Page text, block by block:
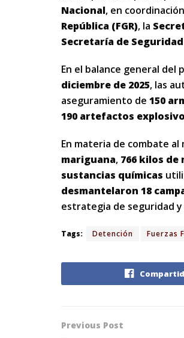
Nacional, en
República (FGR), la
Secretaría de Seguridad
En el balance general
diciembre de 2025, las
aseguramiento de 150
190 artefactos
En materia de combate
mariguana, 766 kilos
sustancias químicas
desmantelaron 18
estrategia de seguridad
Tags: Detención Fuerzas
Previous Post